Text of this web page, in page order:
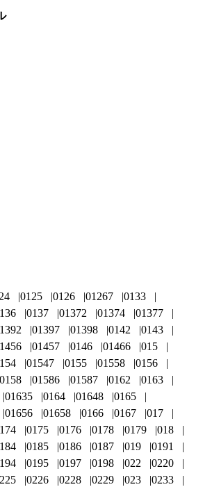
0125 0126 01267
0133
0137 01372 01374
01377
01397 01398 0142
0143
01457 0146 01466
015
01547 0155 01558
0156
0158 01586 01587 0162
0163
01635 0164 01648
0165
01656 01658 0166 0167
017
0175 0176 0178 0179
018
0185 0186 0187 019
0191
0195 0197 0198 022
0220
0226 0228 0229 023 0233